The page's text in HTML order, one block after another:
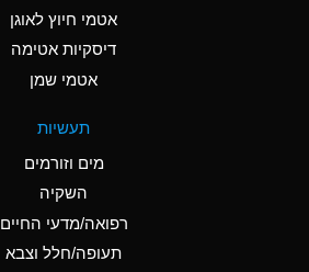
Ammonia Gas (cold)
D
Ammonia Gas (hot)
Ammonium Hydroxide
B
אטמי חיוץ לאוגן
דיסקיות אטימה
אטמי שמן
תעשיות
מים וזורמים
השקיה
רפואה/מדעי החיים
תעופה/חלל וצבא